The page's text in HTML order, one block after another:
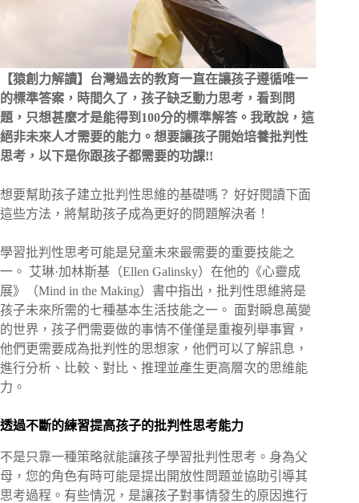
【猿創力解讀】台灣過去的教育一直在讓孩子遵循唯一
的標準答案，時間久了，孩子缺乏動力思考，看到問
題，只想甚麼才是能得到100分的標準解答。我敢說，這
絕非未來人才需要的能力。想要讓孩子開始培養批判性
思考，以下是你跟孩子都需要的功課!!
想要幫助孩子建立批判性思維的基礎嗎？ 好好閱讀下面
這些方法，將幫助孩子成為更好的問題解決者！
學習批判性思考可能是兒童未來最需要的重要技能之
一。 艾琳·加林斯基（Ellen Galinsky）在他的《心靈成
展》（Mind in the Making）書中指出，批判性思維將是
孩子未來所需的七種基本生活技能之一。 面對瞬息萬變
的世界，孩子們需要做的事情不僅僅是重複列舉事實，
他們更需要成為批判性的思想家，他們可以了解訊息，
進行分析、比較、對比、推理並產生更高層次的思維能
力。
透過不斷的練習提高孩子的批判性思考能力
不是只靠一種策略就能讓孩子學習批判性思考。身為父
母，您的角色有時可能是提出開放性問題並協助引導其
思考過程。有些情況，是讓孩子對事情發生的原因進行